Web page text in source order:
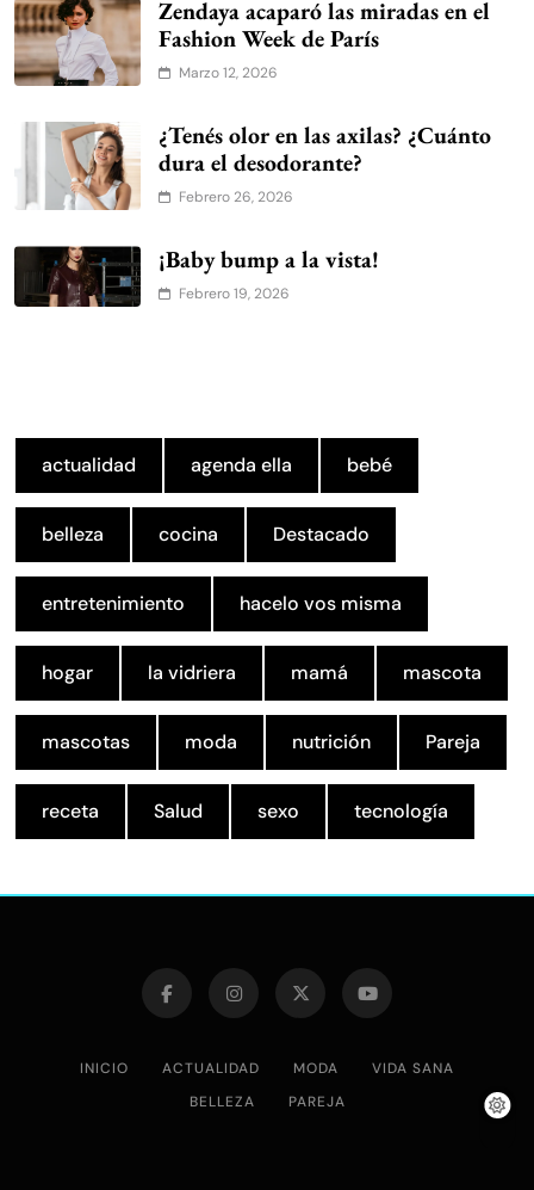
Zendaya acaparó las miradas en el
Fashion Week de París
Marzo 12, 2026
¿Tenés olor en las axilas? ¿Cuánto
dura el desodorante?
Febrero 26, 2026
¡Baby bump a la vista!
Febrero 19, 2026
actualidad agenda ella bebé
belleza cocina Destacado
entretenimiento hacelo vos misma
hogar la vidriera mamá mascota
mascotas moda nutrición Pareja
receta Salud sexo tecnología
INICIO ACTUALIDAD MODA
VIDA SANA
BELLEZA
PAREJA